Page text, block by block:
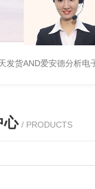
发货AND爱安德分析电
心 / PRODUCTS